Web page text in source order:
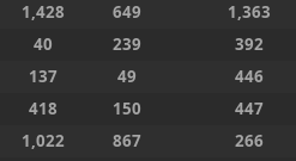
1,428 649
1,363
40 239
392
137 49
446
418 150
447
1,022 867
266